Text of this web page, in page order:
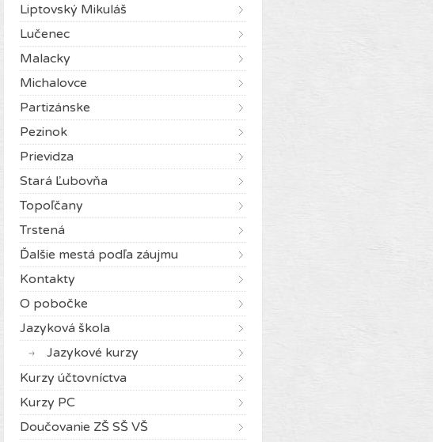
Liptovský Mikuláš
Lučenec
Malacky
Michalovce
Partizánske
Pezinok
Prievidza
Stará Ľubovňa
Topoľčany
Trstená
Ďalšie mestá podľa záujmu
Kontakty
O pobočke
Jazyková škola
Jazykové kurzy
Kurzy účtovníctva
Kurzy PC
Doučovanie ZŠ SŠ VŠ